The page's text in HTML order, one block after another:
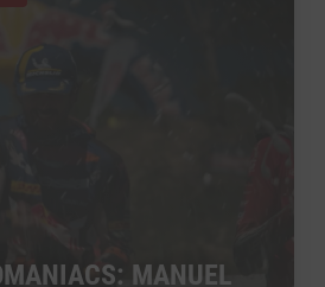
MANUEL